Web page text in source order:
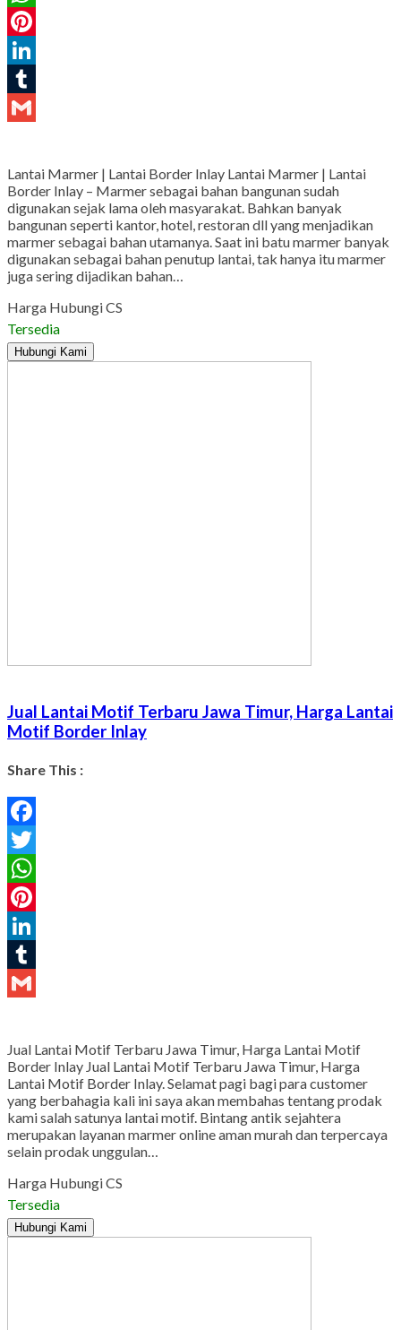
WhatsApp
Pinterest
LinkedIn
Tumblr
Lantai Marmer | Lantai Border Inlay Lantai Marmer | Lantai
Border Inlay – Marmer sebagai bahan bangunan sudah
digunakan sejak lama oleh masyarakat. Bahkan banyak
bangunan seperti kantor, hotel, restoran dll yang menjadikan
marmer sebagai bahan utamanya. Saat ini batu marmer banyak
digunakan sebagai bahan penutup lantai, tak hanya itu marmer
juga sering dijadikan bahan…
Harga Hubungi CS
Tersedia
Hubungi Kami
Jual Lantai Motif Terbaru Jawa Timur, Harga Lantai
Motif Border Inlay
Share This :
Facebook
Twitter
WhatsApp
Pinterest
LinkedIn
Tumblr
Jual Lantai Motif Terbaru Jawa Timur, Harga Lantai Motif
Border Inlay Jual Lantai Motif Terbaru Jawa Timur, Harga
Lantai Motif Border Inlay. Selamat pagi bagi para customer
yang berbahagia kali ini saya akan membahas tentang prodak
kami salah satunya lantai motif. Bintang antik sejahtera
merupakan layanan marmer online aman murah dan terpercaya
selain prodak unggulan…
Harga Hubungi CS
Tersedia
Hubungi Kami